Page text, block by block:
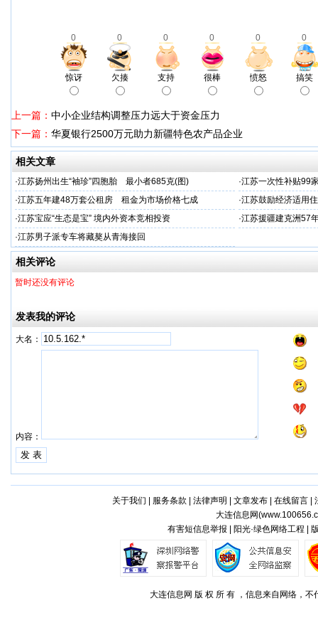
0 0 0 0 0 0
惊讶 欠揍 支持 很棒 愤怒 搞笑
上一篇： 中小企业结构调整压力远大于资金压力
下一篇： 华夏银行2500万元助力新疆特色农产品企业
相关文章
·江苏扬州出生“袖珍”四胞胎 最小者685克(图) ·江苏一次性补贴99
·江苏五年建48万套公租房 租金为市场价格七成 ·江苏鼓励经济适用
·江苏宝应“生态是宝” 境内外资本竞相投资 ·江苏援疆建克洲57
·江苏男子派专车将藏獒从青海接回
相关评论
暂时还没有评论
发表我的评论
大名：
内容：
关于我们 服务条款 法律声明 文章发布| 在线留言|
大连信息网(
有害短信息举报 | 阳光·绿色网络工程 |
大连信息网 版 权 所 有 ，信息来自网络，